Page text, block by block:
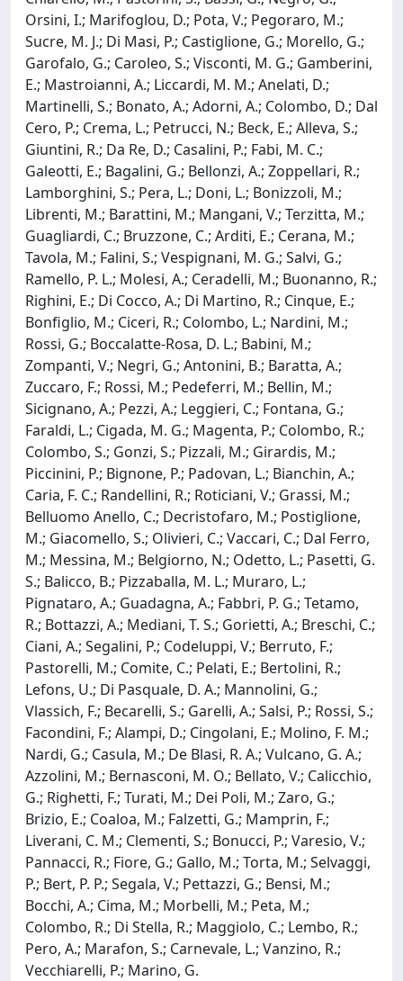
Orsini, I.; Marifoglou, D.; Pota, V.; Pegoraro, M.;
Sucre, M. J.; Di Masi, P.; Castiglione, G.; Morello, G.;
Garofalo, G.; Caroleo, S.; Visconti, M. G.; Gamberini,
E.; Mastroianni, A.; Liccardi, M. M.; Anelati, D.;
Martinelli, S.; Bonato, A.; Adorni, A.; Colombo, D.; Dal
Cero, P.; Crema, L.; Petrucci, N.; Beck, E.; Alleva, S.;
Giuntini, R.; Da Re, D.; Casalini, P.; Fabi, M. C.;
Galeotti, E.; Bagalini, G.; Bellonzi, A.; Zoppellari, R.;
Lamborghini, S.; Pera, L.; Doni, L.; Bonizzoli, M.;
Librenti, M.; Barattini, M.; Mangani, V.; Terzitta, M.;
Guagliardi, C.; Bruzzone, C.; Arditi, E.; Cerana, M.;
Tavola, M.; Falini, S.; Vespignani, M. G.; Salvi, G.;
Ramello, P. L.; Molesi, A.; Ceradelli, M.; Buonanno, R.;
Righini, E.; Di Cocco, A.; Di Martino, R.; Cinque, E.;
Bonfiglio, M.; Ciceri, R.; Colombo, L.; Nardini, M.;
Rossi, G.; Boccalatte-Rosa, D. L.; Babini, M.;
Zompanti, V.; Negri, G.; Antonini, B.; Baratta, A.;
Zuccaro, F.; Rossi, M.; Pedeferri, M.; Bellin, M.;
Sicignano, A.; Pezzi, A.; Leggieri, C.; Fontana, G.;
Faraldi, L.; Cigada, M. G.; Magenta, P.; Colombo, R.;
Colombo, S.; Gonzi, S.; Pizzali, M.; Girardis, M.;
Piccinini, P.; Bignone, P.; Padovan, L.; Bianchin, A.;
Caria, F. C.; Randellini, R.; Roticiani, V.; Grassi, M.;
Belluomo Anello, C.; Decristofaro, M.; Postiglione,
M.; Giacomello, S.; Olivieri, C.; Vaccari, C.; Dal Ferro,
M.; Messina, M.; Belgiorno, N.; Odetto, L.; Pasetti, G.
S.; Balicco, B.; Pizzaballa, M. L.; Muraro, L.;
Pignataro, A.; Guadagna, A.; Fabbri, P. G.; Tetamo,
R.; Bottazzi, A.; Mediani, T. S.; Gorietti, A.; Breschi, C.;
Ciani, A.; Segalini, P.; Codeluppi, V.; Berruto, F.;
Pastorelli, M.; Comite, C.; Pelati, E.; Bertolini, R.;
Lefons, U.; Di Pasquale, D. A.; Mannolini, G.;
Vlassich, F.; Becarelli, S.; Garelli, A.; Salsi, P.; Rossi, S.;
Facondini, F.; Alampi, D.; Cingolani, E.; Molino, F. M.;
Nardi, G.; Casula, M.; De Blasi, R. A.; Vulcano, G. A.;
Azzolini, M.; Bernasconi, M. O.; Bellato, V.; Calicchio,
G.; Righetti, F.; Turati, M.; Dei Poli, M.; Zaro, G.;
Brizio, E.; Coaloa, M.; Falzetti, G.; Mamprin, F.;
Liverani, C. M.; Clementi, S.; Bonucci, P.; Varesio, V.;
Pannacci, R.; Fiore, G.; Gallo, M.; Torta, M.; Selvaggi,
P.; Bert, P. P.; Segala, V.; Pettazzi, G.; Bensi, M.;
Bocchi, A.; Cima, M.; Morbelli, M.; Peta, M.;
Colombo, R.; Di Stella, R.; Maggiolo, C.; Lembo, R.;
Pero, A.; Marafon, S.; Carnevale, L.; Vanzino, R.;
Vecchiarelli, P.; Marino, G.